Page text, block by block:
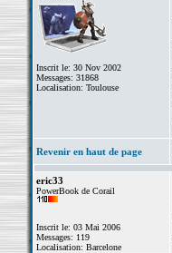
Inscrit le: 30 Nov 2002
Messages: 31868
Localisation: Toulouse
Revenir en haut de page
eric33
PowerBook de Corail
Inscrit le: 03 Mai 2006
Messages: 119
Localisation: Barcelone